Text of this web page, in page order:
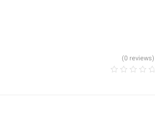
(0 reviews)